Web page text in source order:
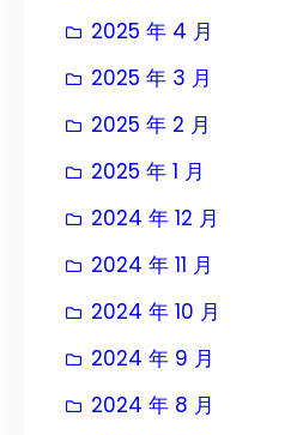
2025 年 4 月
2025 年 3 月
2025 年 2 月
2025 年 1 月
2024 年 12 月
2024 年 11 月
2024 年 10 月
2024 年 9 月
2024 年 8 月